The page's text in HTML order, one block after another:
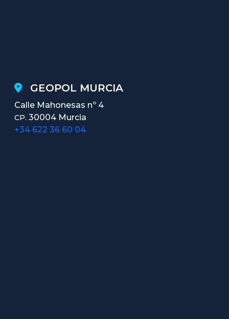
GEOPOL MURCIA
Calle Mahonesas nº 4
CP. 30004 Murcia
+34 622 36 60 04